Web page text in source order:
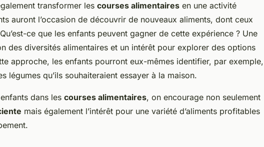
transformer les courses alimentaires en une activité
auront l’occasion de découvrir de nouveaux aliments, dont ceux
ce que les enfants peuvent gagner de cette expérience ? Une
des diversités alimentaires et un intérêt pour explorer des options
approche, les enfants pourront eux-mêmes identifier, par exemple,
légumes qu’ils souhaiteraient essayer à la maison.
dans les courses alimentaires, on encourage non seulement
mais également l’intérêt pour une variété d’aliments profitables